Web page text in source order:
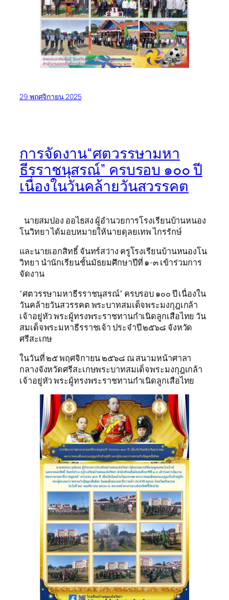
29 พฤศจิกายน 2025
การจัดงาน“ศตวรรษามหา
ธีรราชนุสรณ์” ครบรอบ ๑๐๐ ปี
เนื่องในวันคล้ายวันสวรรคต
นายสมปอง ออไธสง ผู้อำนวยการโรงเรียนบ้านหนอง
โนวิทยา ได้มอบหมายให้นายดุลยเทพ ไกรรักษ์
และนายเอกสิทธิ์ จันทร์สว่าง ครูโรงเรียนบ้านหนองโน
วิทยา นำนักเรียนชั้นมัธยมศึกษาปีที่ ๑-๓ เข้าร่วมการ
จัดงาน
“ศตวรรษามหาธีรราชนุสรณ์” ครบรอบ ๑๐๐ ปี เนื่องใน
วันคล้ายวันสวรรคต พระบาทสมเด็จพระมงกุฎเกล้า
เจ้าอยู่หัว พระผู้ทรงพระราชทานกำเนิดลูกเสือไทย วัน
สมเด็จพระมหาธีรราชเจ้า ประจำปี ๒๕๖๘ จังหวัด
ศรีสะเกษ
ในวันที่ ๒๕ พฤศจิกายน ๒๕๖๘ ณ สนามหน้าศาลา
กลางจังหวัดศรีสะเกษพระบาทสมเด็จพระมงกุฎเกล้า
เจ้าอยู่หัว พระผู้ทรงพระราชทานกำเนิดลูกเสือไทย